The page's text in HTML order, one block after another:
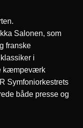
Salonen, som
franske
i
kæmpeværk
Symfoniorkestrets
både presse og